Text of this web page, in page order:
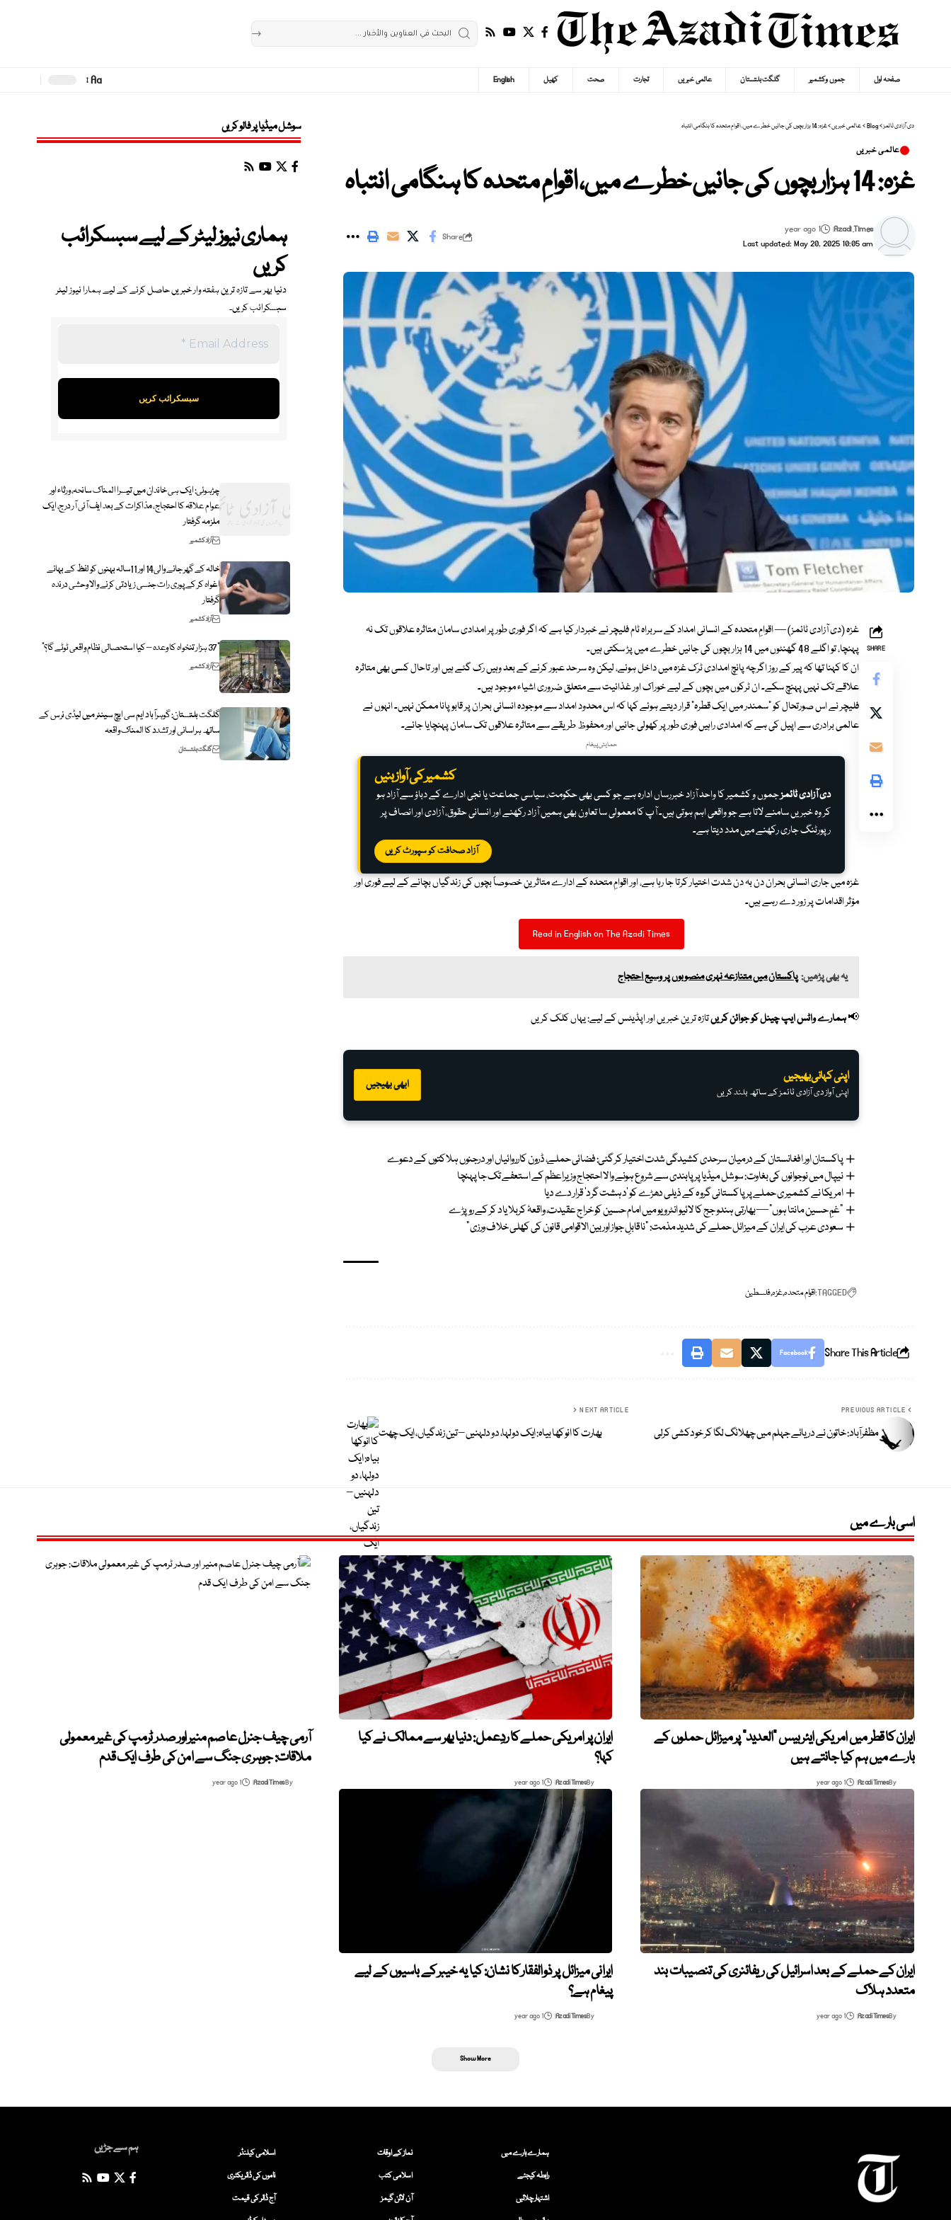
صفحہ اول جموں وکشمیر گلگت بلتستان عالمی خبریں تجارت صحت کھیل English
Font
Aa
دی آزادی ٹائمز>
Blog
>عالمی خبریں>غزہ: 14 ہزار بچوں کی جانیں خطرے میں، اقوامِ متحدہ کا ہنگامی انتباہ
عالمی خبریں
غزہ: 14 ہزار بچوں کی جانیں خطرے میں، اقوامِ متحدہ کا ہنگامی انتباہ
Last updated: May 20, 2025 10:05 am
Azadi Times
1 year ago
Share
SHARE
غزہ (دی آزادی ٹائمز) — اقوامِ متحدہ کے انسانی امداد کے سربراہ ٹام فلیچر نے خبردار کیا ہے کہ اگر فوری طور پر امدادی سامان متاثرہ علاقوں تک نہ
پہنچا، تو اگلے 48 گھنٹوں میں 14 ہزار بچوں کی جانیں خطرے میں پڑ سکتی ہیں۔
ان کا کہنا تھا کہ پیر کے روز اگرچہ پانچ امدادی ٹرک غزہ میں داخل ہوئے، لیکن وہ سرحد عبور کرنے کے بعد وہیں رک گئے ہیں اور تاحال کسی بھی متاثرہ
علاقے تک نہیں پہنچ سکے۔ ان ٹرکوں میں بچوں کے لیے خوراک اور غذائیت سے متعلق ضروری اشیاء موجود ہیں۔
فلیچر نے اس صورتحال کو “سمندر میں ایک قطرہ” قرار دیتے ہوئے کہا کہ اس محدود امداد سے موجودہ انسانی بحران پر قابو پانا ممکن نہیں۔ انہوں نے
عالمی برادری سے اپیل کی ہے کہ امدادی راہیں فوری طور پر کھولی جائیں اور محفوظ طریقے سے متاثرہ علاقوں تک سامان پہنچایا جائے۔
حمایتی پیغام
کشمیر کی آواز بنیں
دی آزادی ٹائمزجموں و کشمیر کا واحد آزاد خبررساں ادارہ ہے جو کسی بھی حکومت، سیاسی جماعت یا نجی ادارے کے دباؤ سے آزاد ہو
کر وہ خبریں سامنے لاتا ہے جو واقعی اہم ہوتی ہیں۔ آپ کا معمولی سا تعاون بھی ہمیں آزاد رکھنے اور انسانی حقوق، آزادی اور انصاف پر
رپورٹنگ جاری رکھنے میں مدد دیتا ہے۔
آزاد صحافت کو سپورٹ کریں
غزہ میں جاری انسانی بحران دن بہ دن شدت اختیار کرتا جا رہا ہے، اور اقوامِ متحدہ کے ادارے متاثرین خصوصاً بچوں کی زندگیاں بچانے کے لیے فوری اور
مؤثر اقدامات پر زور دے رہے ہیں۔
Read in English on The Azadi Times
یہ بھی پڑھیں:پاکستان میں متنازعہ نہری منصوبوں پر وسیع احتجاج
📢ہمارے واٹس ایپ چینل کو جوائن کریںتازہ ترین خبریں اور اپڈیٹس کے لیے:یہاں کلک کریں
اپنی کہانی بھیجیں
اپنی آواز دی آزادی ٹائمز کے ساتھ بلند کریں
ابھی بھیجیں
پاکستان اور افغانستان کے درمیان سرحدی کشیدگی شدت اختیار کر گئی: فضائی حملے، ڈرون کارروائیاں اور درجنوں ہلاکتوں کے دعوے
نیپال میں نوجوانوں کی بغاوت: سوشل میڈیا پر پابندی سے شروع ہونے والا احتجاج وزیراعظم کے استعفے تک جا پہنچا
امریکا نے کشمیری حملے پر پاکستانی گروہ کے ذیلی دھڑے کو ‘دہشت گرد’ قرار دے دیا
“غمِ حسین مانتا ہوں” — بھارتی ہندو جج کا لائیو انٹرویو میں امام حسین کو خراجِ عقیدت، واقعۂ کربلا یاد کر کے روپڑے
سعودی عرب کی ایران کے میزائل حملے کی شدید مذمت: “ناقابلِ جواز اور بین الاقوامی قانون کی کھلی خلاف ورزی”
TAGGED:اقوام متحدہغزہفلسطین
Share This Article
Facebook
PREVIOUS ARTICLE
مظفرآباد: خاتون نے دریائے جہلم میں چھلانگ لگا کر خودکشی کرلی
NEXT ARTICLE
بھارت کا انوکھا بیاہ: ایک دولہا، دو دلہنیں – تین زندگیاں، ایک چھت
سوشل میڈیا پر فالو کریں
ہماری نیوز لیٹر کے لیے سبسکرائب
کریں
دنیا بھر سے تازہ ترین ہفتہ وار خبریں حاصل کرنے کے لیے ہمارا نیوز لیٹر
سبسکرائب کریں۔
چڑہوئی: ایک ہی خاندان میں تیسرا المناک سانحہ، ورثاء اور
عوام علاقہ کا احتجاج، مذاکرات کے بعد ایف آئی آر درج، ایک
ملزمہ گرفتار
آزاد کشمیر
خالہ کے گھر جانے والی14 اور 11سالہ بہنوں کو لفظ کے بہانے
اغواہ کر کے پوری رات جنسی زیادتی کرنے والا وحشی درندہ
گرفتار
آزاد کشمیر
“37 ہزار تنخواہ کا وعدہ – کیا استحصالی نظام واقعی ٹوٹے گا؟”
آزاد کشمیر
گلگت بلتستان: گوہرآباد ایم سی ایچ سینٹر میں لیڈی نرس کے
ساتھ ہراسانی اور تشدد کا المناک واقعہ
گلگت بلتستان
اسی بارے میں
ایران کا قطر میں امریکی ایئر بیس “العدید” پر میزائل حملوں کے
بارے میں ہم کیا جانتے ہیں
By
Azadi Times
1 year ago
ایران پر امریکی حملے کا ردِعمل: دنیا بھر سے ممالک نے کیا
کہا؟
By
Azadi Times
1 year ago
آرمی چیف جنرل عاصم منیر اور صدر ٹرمپ کی غیر معمولی
ملاقات: جوہری جنگ سے امن کی طرف ایک قدم
By
Azadi Times
1 year ago
ایران کے حملے کے بعد اسرائیل کی ریفائنری کی تنصیبات بند
متعدد ہلاک
By
Azadi Times
1 year ago
ایرانی میزائل پر ذوالفقار کا نشان: کیا یہ خیبر کے باسیوں کے لیے
پیغام ہے؟
By
Azadi Times
1 year ago
Show More
ہمارے بارے میں
رابطہ کیجئے
اشتہار چلائیں
نماز کے اوقات
اسلامی کتب
آن لائن گیمز
اسلامی کیلنڈر
ناموں کی ڈائریکٹری
آج ڈالر کی قیمت
ہم سے جڑیں